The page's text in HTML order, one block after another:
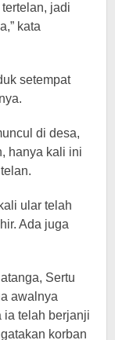
jadi
kata
setempat
di desa,
hanya kali ini
ular telah
Ada juga
Sertu
awalnya
ia telah berjanji
korban